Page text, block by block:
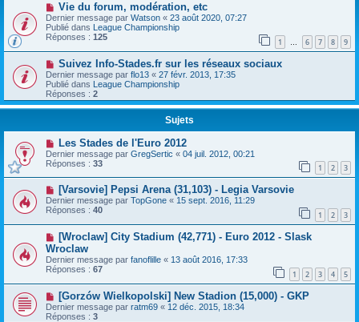
r
Vie du forum, modération, etc
Dernier message par Watson « 23 août 2020, 07:27
Publié dans League Championship
Réponses : 125 1 … 6 7 8 9
Suivez Info-Stades.fr sur les réseaux sociaux
Dernier message par flo13 « 27 févr. 2013, 17:35
Publié dans League Championship
Réponses : 2
Sujets
Les Stades de l'Euro 2012
Dernier message par GregSertic « 04 juil. 2012, 00:21
Réponses : 33 1 2 3
[Varsovie] Pepsi Arena (31,103) - Legia Varsovie
Dernier message par TopGone « 15 sept. 2016, 11:29
Réponses : 40 1 2 3
[Wroclaw] City Stadium (42,771) - Euro 2012 - Slask
Wroclaw
Dernier message par fanoflille « 13 août 2016, 17:33
Réponses : 67 1 2 3 4 5
[Gorzów Wielkopolski] New Stadion (15,000) - GKP
Dernier message par ratm69 « 12 déc. 2015, 18:34
Réponses : 3